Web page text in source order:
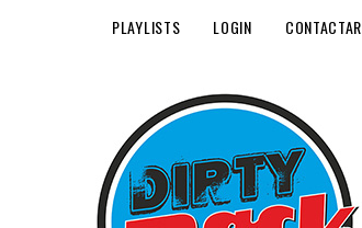
PLAYLISTS LOGIN CONTACTAR